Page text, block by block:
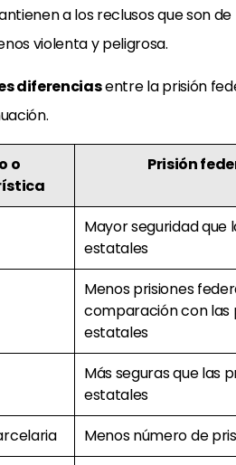
a los reclusos que son de
violenta y peligrosa.
diferenciasentre la prisión
o
Prisión
Mayor seguridad que
estatales
Menos prisiones
comparación con las
estatales
Más seguras que las
estatales
Menos número de